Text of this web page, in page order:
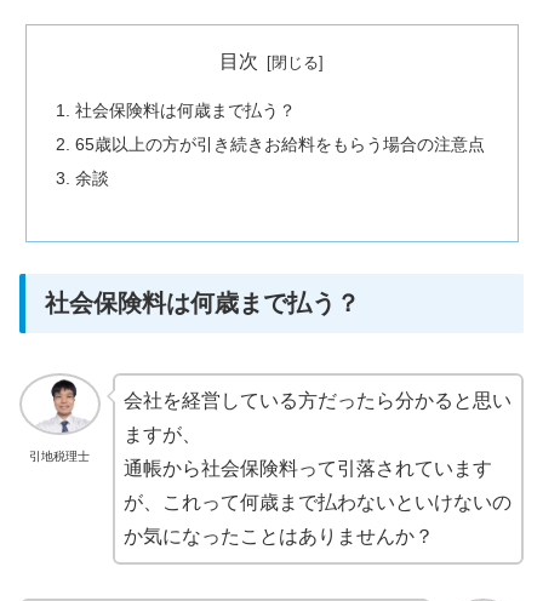
目次
社会保険料は何歳まで払う？
65歳以上の方が引き続きお給料をもらう場合の注意点
余談
社会保険料は何歳まで払う？
引地税理士
会社を経営している方だったら分かると思い
ますが、
通帳から社会保険料って引落されています
が、これって何歳まで払わないといけないの
か気になったことはありませんか？